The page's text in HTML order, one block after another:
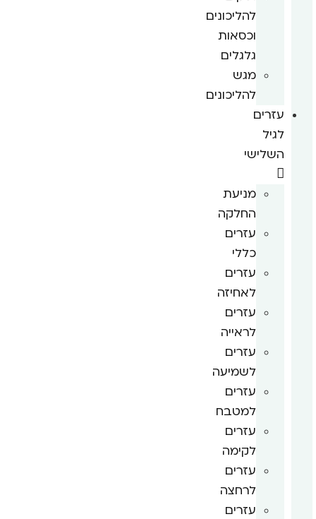
להליכונים
וכסאות
גלגלים
מגש
להליכונים
עזרים
לגיל
השלישי
מניעת
החלקה
עזרים
כללי
עזרים
לאחיזה
עזרים
לראייה
עזרים
לשמיעה
עזרים
למטבח
עזרים
לקימה
עזרים
לרחצה
עזרים